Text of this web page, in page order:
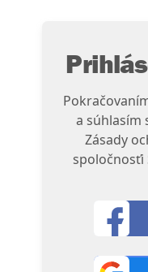
a súhlasím
Zásady
spoločnosťi